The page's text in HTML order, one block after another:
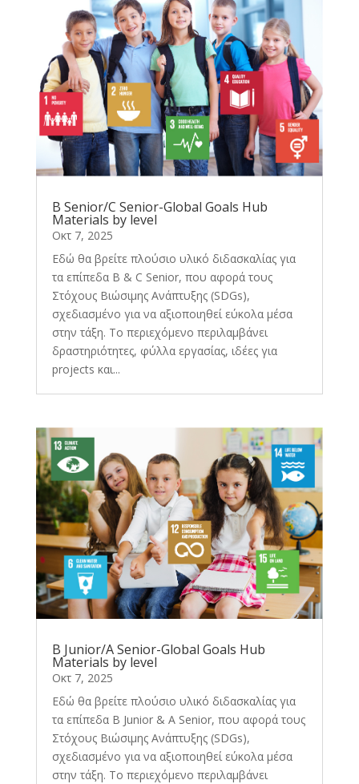
B Senior/C Senior-Global Goals Hub
Materials by level
Οκτ 7, 2025
Εδώ θα βρείτε πλούσιο υλικό διδασκαλίας για
τα επίπεδα B & C Senior, που αφορά τους
Στόχους Βιώσιμης Ανάπτυξης (SDGs),
σχεδιασμένο για να αξιοποιηθεί εύκολα μέσα
στην τάξη. Το περιεχόμενο περιλαμβάνει
δραστηριότητες, φύλλα εργασίας, ιδέες για
projects και...
B Junior/A Senior-Global Goals Hub
Materials by level
Οκτ 7, 2025
Εδώ θα βρείτε πλούσιο υλικό διδασκαλίας για
τα επίπεδα B Junior & A Senior, που αφορά τους
Στόχους Βιώσιμης Ανάπτυξης (SDGs),
σχεδιασμένο για να αξιοποιηθεί εύκολα μέσα
στην τάξη. Το περιεχόμενο περιλαμβάνει